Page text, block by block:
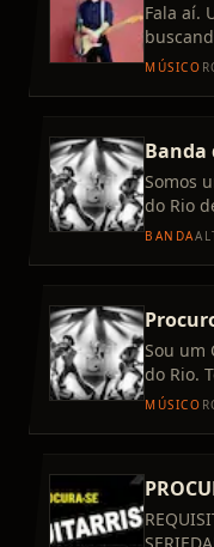
Fala aí. Um pouco a contragosto estou
um
MÚSICO
Somos
do Rio
BANDA
Trio de
Sou um
do Rio.
MÚSICO
REQUISITOS: